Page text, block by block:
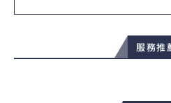
服務推